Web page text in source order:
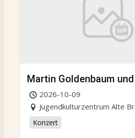
Martin Goldenbaum
2026-10-09
Jugendkulturzentrum Alte
Konzert